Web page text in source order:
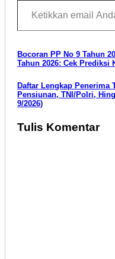
Navigasi
Bocoran PP No 9 Tahun
Tahun 2026: Cek
Daftar Lengkap Penerima
Pensiunan, TNI/Polri,
9/2026)
Tulis Komentar